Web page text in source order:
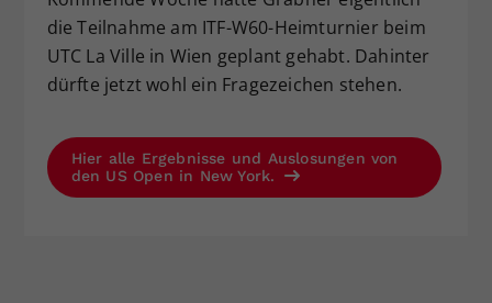
die Teilnahme am ITF-W60-Heimturnier beim
UTC La Ville in Wien geplant gehabt. Dahinter
dürfte jetzt wohl ein Fragezeichen stehen.
Hier alle Ergebnisse und Auslosungen von
den US Open in New York.